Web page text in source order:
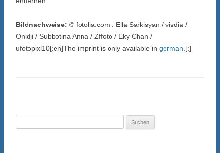
Bildnachweise: © fotolia.com : Ella Sarkisyan / visdia /
Onidji / Subbotina Anna / Zffoto / Eky Chan /
ufotopixl10[:en]The imprint is only available in german .[:]